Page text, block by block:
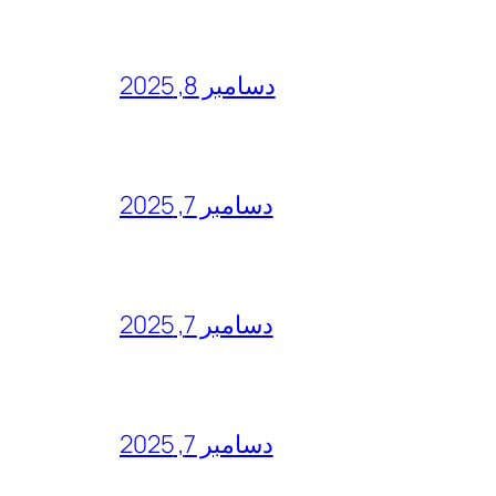
دسامبر 8, 2025
دسامبر 7, 2025
دسامبر 7, 2025
دسامبر 7, 2025